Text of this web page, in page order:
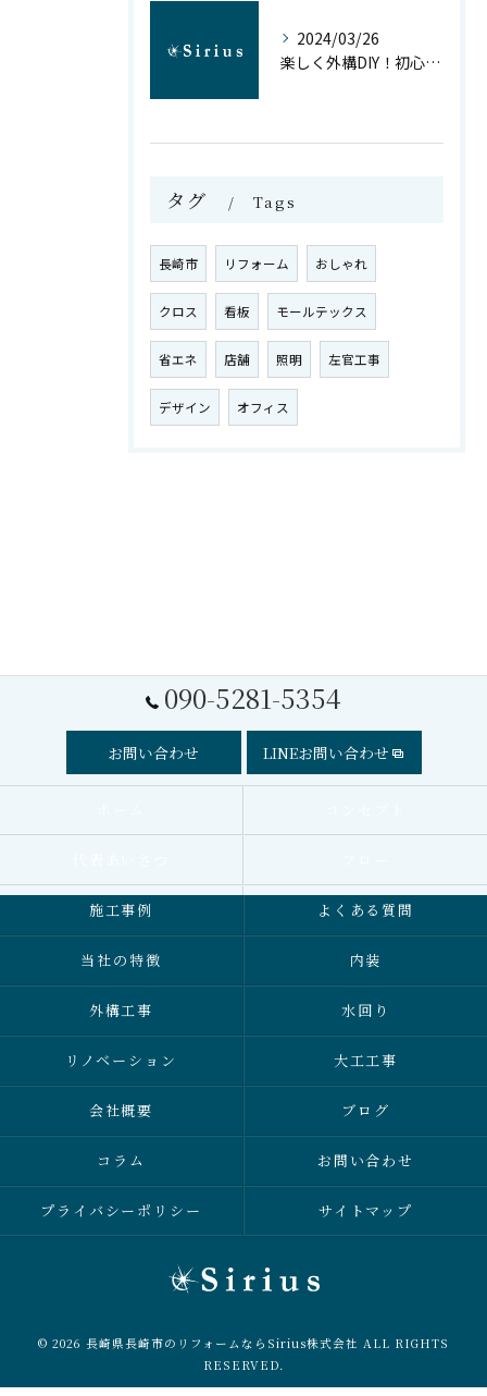
2024/03/26
楽しく外構DIY！初心者でもできるアイデア5選
タグ Tags
長崎市 リフォーム おしゃれ
クロス 看板 モールテックス
省エネ 店舗 照明 左官工事
デザイン オフィス
090-5281-5354
お問い合わせ LINEお問い合わせ
施工事例 よくある質問
当社の特徴 内装
外構工事 水回り
リノベーション 大工工事
会社概要 ブログ
コラム お問い合わせ
プライバシーポリシー サイトマップ
© 2026 長崎県長崎市のリフォームならSirius株式会社 ALL RIGHTS
RESERVED.